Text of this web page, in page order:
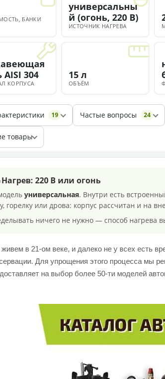
БАНКИ
ИСТОЧНИК НАГРЕВА
универсальны
й (огонь, 220 В)
КОРПУСА
AISI 304
ОБЪЁМ
15 л
19 Частые вопросы 24
товары
Нагрев: 220 В или огонь
универсальная. Внутри есть
горелку или дрова: корпус рассчитан и на
ничего не нужно — способ нагрева
в 21-ом веке, и далеко не у всех есть
Для упрощения этого процесса мы
на выбор более 50-ти моделей